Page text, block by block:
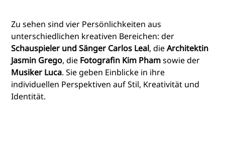
Zu sehen sind vier Persönlichkeiten aus
unterschiedlichen kreativen Bereichen: der
Schauspieler und Sänger Carlos Leal, dieArchitektin
Jasmin Grego, die Fotografin Kim Phamsowie der
Musiker Luca. Sie geben Einblicke in ihre
individuellen Perspektiven auf Stil, Kreativität und
Identität.